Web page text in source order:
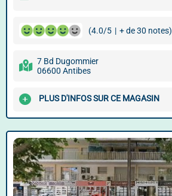
(4.0/5 | + de 30 notes)
7 Bd Dugommier
06600 Antibes
PLUS D'INFOS SUR CE MAGASIN